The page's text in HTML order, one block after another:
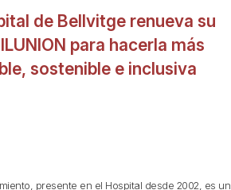
de Bellvitge renueva su
para hacerla más
sostenible e inclusiva
presente en el Hospital desde 2002, es un